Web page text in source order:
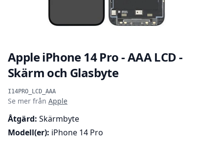
Apple iPhone 14 Pro - AAA LCD -
Skärm och Glasbyte
I14PRO_LCD_AAA
Produktinformation
Se mer från Apple
Åtgärd: Skärmbyte
Modell(er): iPhone 14 Pro